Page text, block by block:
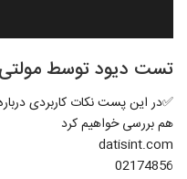
تست دیود توسط
✅در این پست نکات کاربردی
هم بررسی خواهیم کرد
datisint.com
02174856